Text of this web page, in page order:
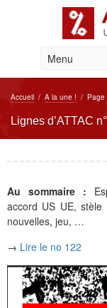
Accueil / A la une ! / Page
Lignes d’ATTAC
Au sommaire :
accord US UE,
nouvelles, jeu, …
→ Lire le no 122